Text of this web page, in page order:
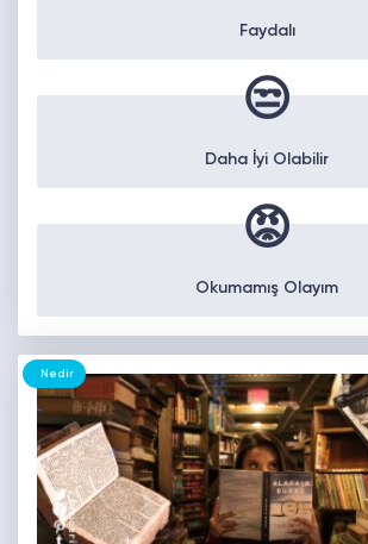
Faydalı
😒
Daha İyi Olabilir
😡
Okumamış Olayım
Nedir